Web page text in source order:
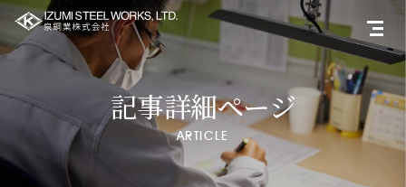
記事詳細ページ
ARTICLE